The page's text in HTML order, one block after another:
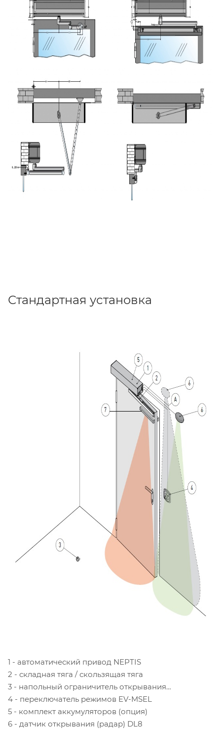
Стандартная установка
1 - автоматический привод NEPTIS
2 - складная тяга / скользящая тяга
3 - напольный ограничитель открывания
4 - переключатель режимов EV-MSEL
5 - комплект аккумуляторов (опция)
6 - датчик открывания (радар) DL8